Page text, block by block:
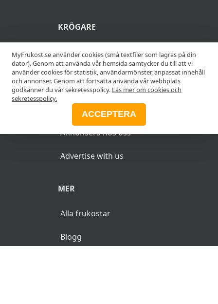
KRÖGARE
Anslut din restaurang
Add your restaurant
ANNONSERA
Annonsera hos oss
Advertise with us
MER
Alla frukostar
Blogg
MyFrukost.se använder cookies (små textfiler som lagras på din
dator). Genom att använda vår hemsida samtycker du till att vi
använder cookies för statistik, användarmönster, anpassat innehåll
och annonser. Genom att fortsätta använda vår webbplats
godkänner du vår sekretesspolicy. Läs mer om cookies och
sekretesspolicy.
ACCEPTERA